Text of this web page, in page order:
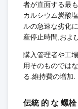
者が直面する最
カルシウム炭酸
ルの急速な劣化
産停止時間,およ
購入管理者や工
用そのものでは
る.維持費の増加.
伝統 的 な 螺